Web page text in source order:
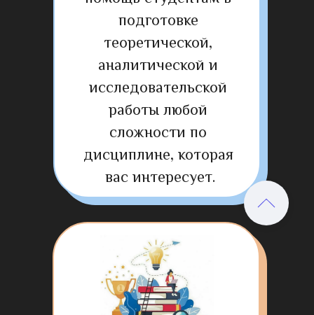
подготовке
теоретической,
аналитической и
исследовательской
работы любой
сложности по
дисциплине, которая
вас интересует.